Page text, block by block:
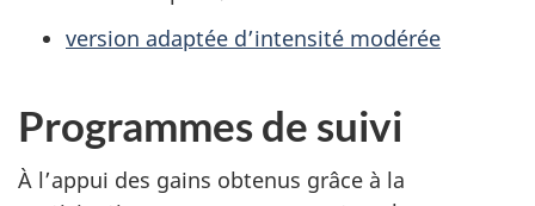
version adaptée d’intensité modérée
Programmes de suivi
À l’appui des gains obtenus grâce à la